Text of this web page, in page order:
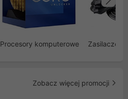
Procesory komputerowe Zasilacze
Zobacz więcej promocji